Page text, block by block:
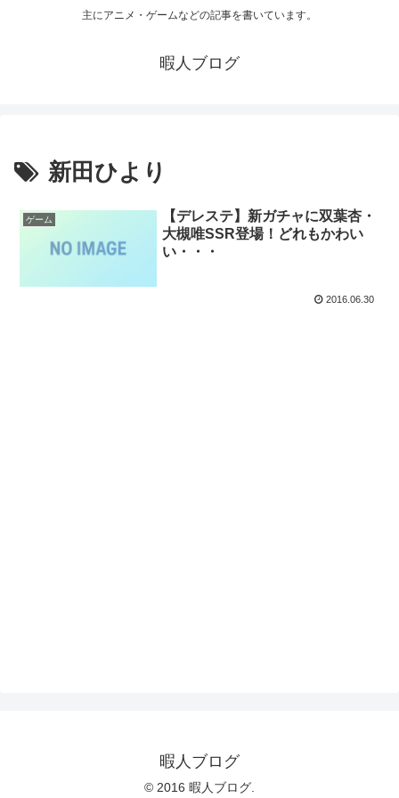
主にアニメ・ゲームなどの記事を書いています。
暇人ブログ
新田ひより
ゲーム
【デレステ】新ガチャに双葉杏・
大槻唯SSR登場！どれもかわい
い・・・
2016.06.30
暇人ブログ
© 2016 暇人ブログ.